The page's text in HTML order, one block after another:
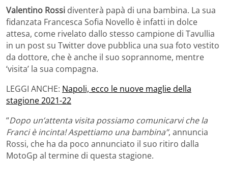
Valentino Rossi diventerà papà di una bambina. La sua
fidanzata Francesca Sofia Novello è infatti in dolce
attesa, come rivelato dallo stesso campione di Tavullia
in un post su Twitter dove pubblica una sua foto vestito
da dottore, che è anche il suo soprannome, mentre
‘visita’ la sua compagna.
LEGGI ANCHE: Napoli, ecco le nuove maglie della
stagione 2021-22
“Dopo un’attenta visita possiamo comunicarvi che la
Franci è incinta! Aspettiamo una bambina”, annuncia
Rossi, che ha da poco annunciato il suo ritiro dalla
MotoGp al termine di questa stagione.